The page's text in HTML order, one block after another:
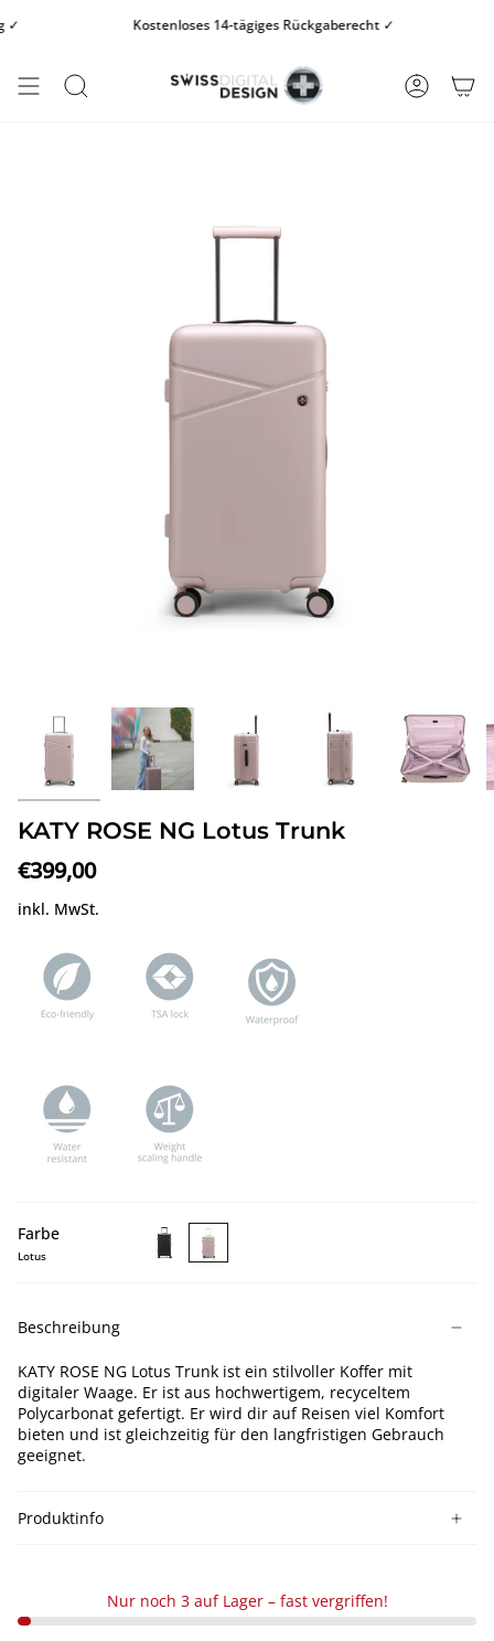
Inhalt
Kostenloses 14-tägiges Rückgaberecht ✓
SUCHE KONTO
KATY ROSE NG Lotus Trunk
€399,00
inkl. MwSt.
Farbe
Lotus
KATY
Beschreibung
KATY ROSE NG Lotus Trunk ist ein stilvoller Koffer mit
digitaler Waage. Er ist aus hochwertigem, recyceltem
Polycarbonat gefertigt. Er wird dir auf Reisen viel Komfort
bieten und ist gleichzeitig für den langfristigen Gebrauch
geeignet.
Produktinfo
Nur noch 3 auf Lager – fast vergriffen!